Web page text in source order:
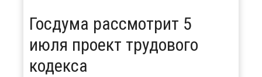
Госдума рассмотрит 5
июля проект трудового
кодекса